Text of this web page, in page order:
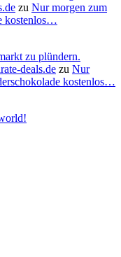
zu Nur morgen zum
kostenlos…
zu plündern.
deals.de zu Nur
kostenlos…